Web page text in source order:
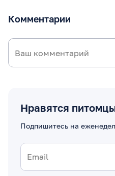
Комментарии
Нравятся
Подпишитесь на